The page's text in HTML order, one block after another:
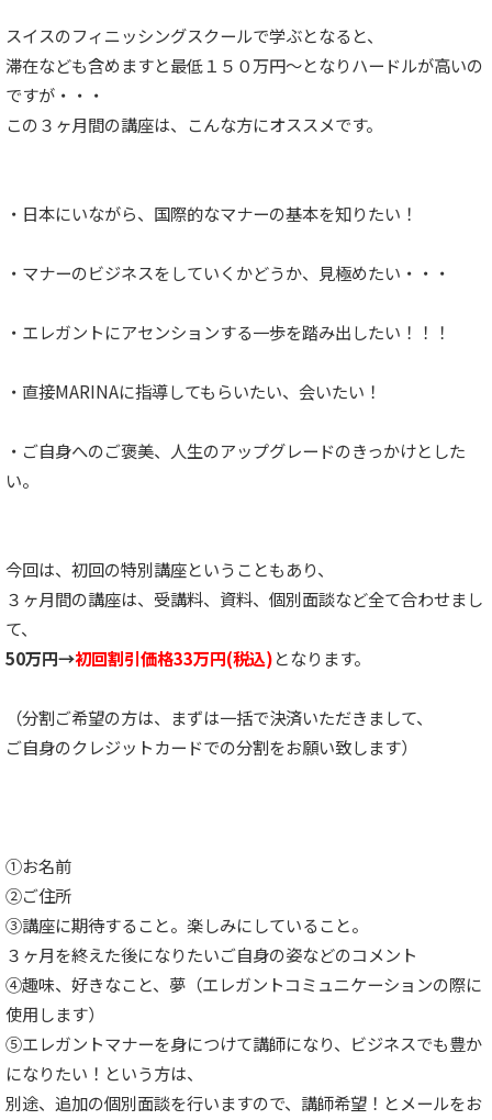
スイスのフィニッシングスクールで学ぶとなると、
滞在なども含めますと最低１５０万円〜となりハードルが高いの
ですが・・・
この３ヶ月間の講座は、こんな方にオススメです。
・日本にいながら、国際的なマナーの基本を知りたい！
・マナーのビジネスをしていくかどうか、見極めたい・・・
・エレガントにアセンションする一歩を踏み出したい！！！
・直接MARINAに指導してもらいたい、会いたい！
・ご自身へのご褒美、人生のアップグレードのきっかけとした
い。
今回は、初回の特別講座ということもあり、
３ヶ月間の講座は、受講料、資料、個別面談など全て合わせまし
て、
50万円→初回割引価格33万円(税込)となります。
（分割ご希望の方は、まずは一括で決済いただきまして、
ご自身のクレジットカードでの分割をお願い致します）
①お名前
②ご住所
③講座に期待すること。楽しみにしていること。
３ヶ月を終えた後になりたいご自身の姿などのコメント
④趣味、好きなこと、夢（エレガントコミュニケーションの際に
使用します）
⑤エレガントマナーを身につけて講師になり、ビジネスでも豊か
になりたい！という方は、
別途、追加の個別面談を行いますので、講師希望！とメールをお